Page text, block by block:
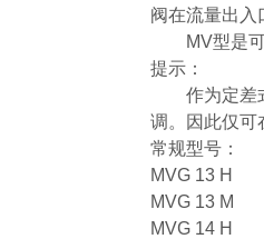
阀在流量出入
MV型是可
提示：
作为定差式
调。因此仅可
常规型号：
MVG 13 H
MVG 13 M
MVG 14 H